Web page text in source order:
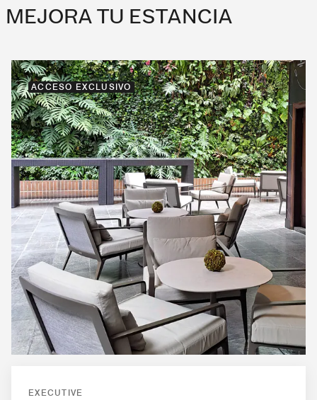
MEJORA TU ESTANCIA
ACCESO EXCLUSIVO
EXECUTIVE